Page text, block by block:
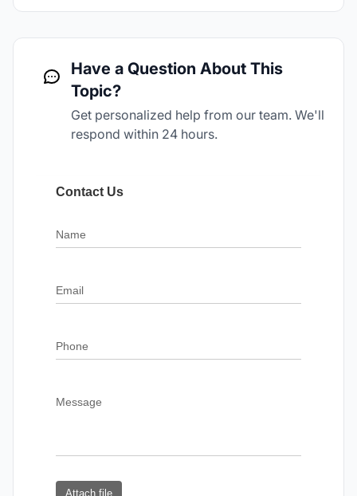
Have a Question About This
Topic?
Get personalized help from our team. We'll
respond within 24 hours.